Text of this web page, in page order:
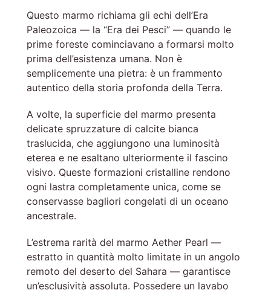
Questo marmo richiama gli echi dell’Era
Paleozoica — la “Era dei Pesci” — quando le
prime foreste cominciavano a formarsi molto
prima dell’esistenza umana. Non è
semplicemente una pietra: è un frammento
autentico della storia profonda della Terra.
A volte, la superficie del marmo presenta
delicate spruzzature di calcite bianca
traslucida, che aggiungono una luminosità
eterea e ne esaltano ulteriormente il fascino
visivo. Queste formazioni cristalline rendono
ogni lastra completamente unica, come se
conservasse bagliori congelati di un oceano
ancestrale.
L’estrema rarità del marmo Aether Pearl —
estratto in quantità molto limitate in un angolo
remoto del deserto del Sahara — garantisce
un’esclusività assoluta. Possedere un lavabo